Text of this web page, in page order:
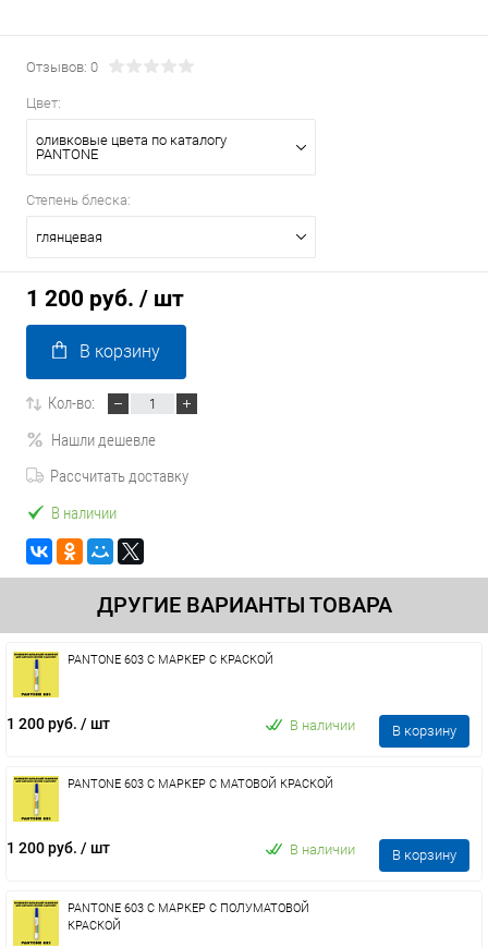
Отзывов: 0
Цвет:
оливковые цвета по каталогу
PANTONE
Степень блеска:
глянцевая
1 200 руб. / шт
В корзину
Кол-во:
Нашли дешевле
Рассчитать доставку
В наличии
ДРУГИЕ ВАРИАНТЫ ТОВАРА
PANTONE 603 C МАРКЕР С КРАСКОЙ
1 200 руб. / шт В наличии В корзину
PANTONE 603 C МАРКЕР С МАТОВОЙ КРАСКОЙ
1 200 руб. / шт В наличии В корзину
PANTONE 603 C МАРКЕР С ПОЛУМАТОВОЙ
КРАСКОЙ